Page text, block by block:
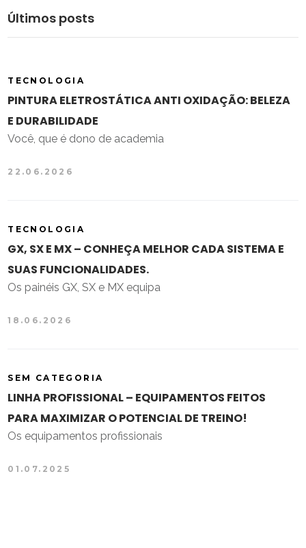
Últimos posts
TECNOLOGIA
PINTURA ELETROSTÁTICA ANTI OXIDAÇÃO: BELEZA
E DURABILIDADE
Você, que é dono de academia
22.06.2026
TECNOLOGIA
GX, SX E MX – CONHEÇA MELHOR CADA SISTEMA E
SUAS FUNCIONALIDADES.
Os painéis GX, SX e MX equipa
18.06.2026
SEM CATEGORIA
LINHA PROFISSIONAL – EQUIPAMENTOS FEITOS
PARA MAXIMIZAR O POTENCIAL DE TREINO!
Os equipamentos profissionais
01.07.2025